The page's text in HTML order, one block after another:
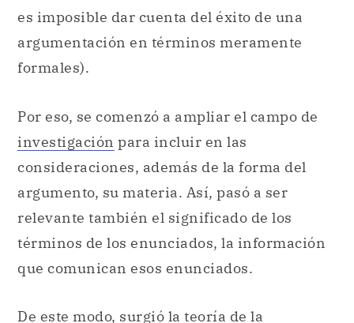
es imposible dar cuenta del éxito de una
argumentación en términos meramente
formales).
Por eso, se comenzó a ampliar el campo de
investigación para incluir en las
consideraciones, además de la forma del
argumento, su materia. Así, pasó a ser
relevante también el significado de los
términos de los enunciados, la información
que comunican esos enunciados.
De este modo, surgió la teoría de la